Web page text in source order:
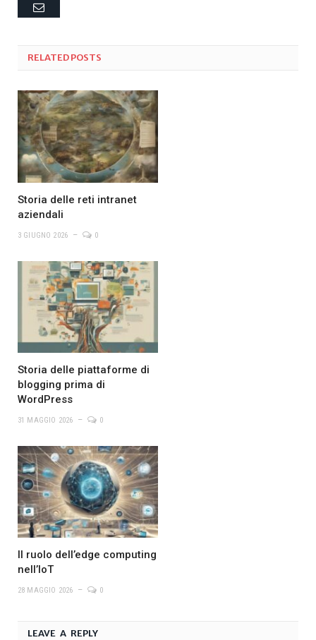
Email
RELATEDPOSTS
Storia delle reti intranet
aziendali
3 GIUGNO 2026 0
Storia delle piattaforme di
blogging prima di
WordPress
31 MAGGIO 2026 0
Il ruolo dell’edge computing
nell’IoT
28 MAGGIO 2026 0
LEAVE A REPLY